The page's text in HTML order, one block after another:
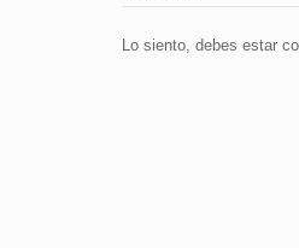
Lo siento, debes estar